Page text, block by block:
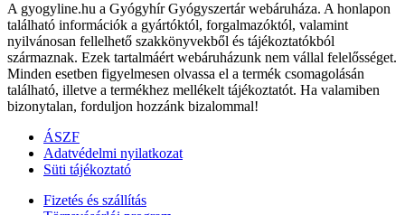
A gyogyline.hu a Gyógyhír Gyógyszertár webáruháza. A honlapon
található információk a gyártóktól, forgalmazóktól, valamint
nyilvánosan fellelhető szakkönyvekből és tájékoztatókból
származnak. Ezek tartalmáért webáruházunk nem vállal felelősséget.
Minden esetben figyelmesen olvassa el a termék csomagolásán
található, illetve a termékhez mellékelt tájékoztatót. Ha valamiben
bizonytalan, forduljon hozzánk bizalommal!
ÁSZF
Adatvédelmi nyilatkozat
Süti tájékoztató
Fizetés és szállítás